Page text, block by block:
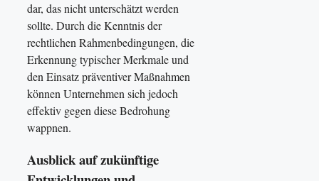
dar, das nicht unterschätzt werden
sollte. Durch die Kenntnis der
rechtlichen Rahmenbedingungen, die
Erkennung typischer Merkmale und
den Einsatz präventiver Maßnahmen
können Unternehmen sich jedoch
effektiv gegen diese Bedrohung
wappnen.
Ausblick auf zukünftige